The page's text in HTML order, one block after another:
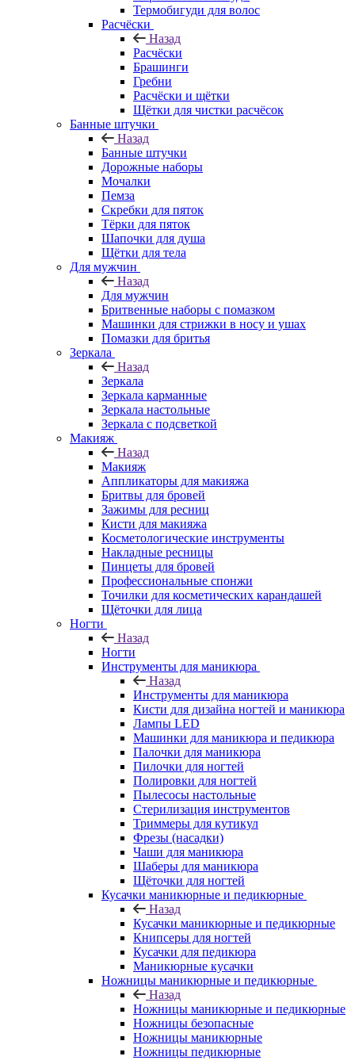
Термобигуди для волос
Расчёски
Назад
Расчёски
Брашинги
Гребни
Расчёски и щётки
Щётки для чистки расчёсок
Банные штучки
Назад
Банные штучки
Дорожные наборы
Мочалки
Пемза
Скребки для пяток
Тёрки для пяток
Шапочки для душа
Щётки для тела
Для мужчин
Назад
Для мужчин
Бритвенные наборы с помазком
Машинки для стрижки в носу и ушах
Помазки для бритья
Зеркала
Назад
Зеркала
Зеркала карманные
Зеркала настольные
Зеркала с подсветкой
Макияж
Назад
Макияж
Аппликаторы для макияжа
Бритвы для бровей
Зажимы для ресниц
Кисти для макияжа
Косметологические инструменты
Накладные ресницы
Пинцеты для бровей
Профессиональные спонжи
Точилки для косметических карандашей
Щёточки для лица
Ногти
Назад
Ногти
Инструменты для маникюра
Назад
Инструменты для маникюра
Кисти для дизайна ногтей и маникюра
Лампы LED
Машинки для маникюра и педикюра
Палочки для маникюра
Пилочки для ногтей
Полировки для ногтей
Пылесосы настольные
Стерилизация инструментов
Триммеры для кутикул
Фрезы (насадки)
Чаши для маникюра
Шаберы для маникюра
Щёточки для ногтей
Кусачки маникюрные и педикюрные
Назад
Кусачки маникюрные и педикюрные
Книпсеры для ногтей
Кусачки для педикюра
Маникюрные кусачки
Ножницы маникюрные и педикюрные
Назад
Ножницы маникюрные и педикюрные
Ножницы безопасные
Ножницы маникюрные
Ножницы педикюрные